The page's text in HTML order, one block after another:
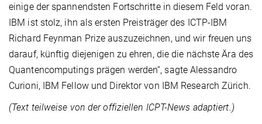
einige der spannendsten Fortschritte in diesem Feld voran.
IBM ist stolz, ihn als ersten Preisträger des ICTP-IBM
Richard Feynman Prize auszuzeichnen, und wir freuen uns
darauf, künftig diejenigen zu ehren, die die nächste Ära des
Quantencomputings prägen werden“, sagte Alessandro
Curioni, IBM Fellow und Direktor von IBM Research Zürich.
(Text teilweise von der offiziellen ICPT-News adaptiert.)